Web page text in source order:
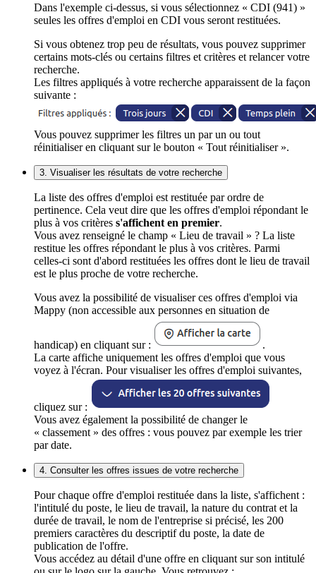
Dans l'exemple ci-dessus, si vous sélectionnez « CDI (941) »
seules les offres d'emploi en CDI vous seront restituées.
Si vous obtenez trop peu de résultats, vous pouvez supprimer
certains mots-clés ou certains filtres et critères et relancer votre
recherche.
Les filtres appliqués à votre recherche apparaissent de la façon
suivante :
Vous pouvez supprimer les filtres un par un ou tout
réinitialiser en cliquant sur le bouton « Tout réinitialiser ».
3. Visualiser les résultats de votre recherche
La liste des offres d'emploi est restituée par ordre de
pertinence. Cela veut dire que les offres d'emploi répondant le
plus à vos critères s'affichent en premier.
Vous avez renseigné le champ « Lieu de travail » ? La liste
restitue les offres répondant le plus à vos critères. Parmi
celles-ci sont d'abord restituées les offres dont le lieu de travail
est le plus proche de votre recherche.
Vous avez la possibilité de visualiser ces offres d'emploi via
Mappy (non accessible aux personnes en situation de
handicap) en cliquant sur :
.
La carte affiche uniquement les offres d'emploi que vous
voyez à l'écran. Pour visualiser les offres d'emploi suivantes,
cliquez sur :
Vous avez également la possibilité de changer le
« classement » des offres : vous pouvez par exemple les trier
par date.
4. Consulter les offres issues de votre recherche
Pour chaque offre d'emploi restituée dans la liste, s'affichent :
l'intitulé du poste, le lieu de travail, la nature du contrat et la
durée de travail, le nom de l'entreprise si précisé, les 200
premiers caractères du descriptif du poste, la date de
publication de l'offre.
Vous accédez au détail d'une offre en cliquant sur son intitulé